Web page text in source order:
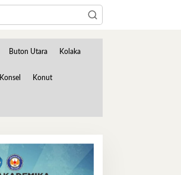
Buton Utara Kolaka
Konsel Konut